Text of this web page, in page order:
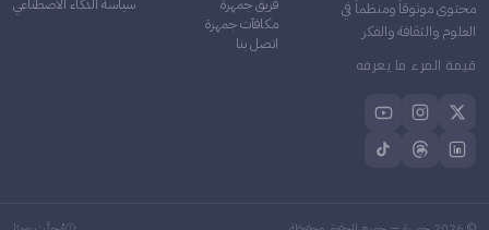
محتوى موثوقاً ومنظماً في
العلوم والثقافة والفكر
قيمة المرء ما يعرفه
مكافآت جمهرة
اتصل بنا